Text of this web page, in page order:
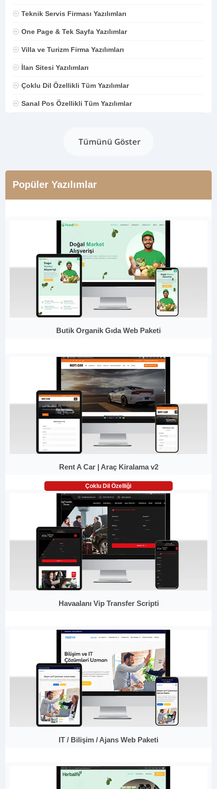
Teknik Servis Firması Yazılımları
One Page & Tek Sayfa Yazılımlar
Villa ve Turizm Firma Yazılımları
İlan Sitesi Yazılımları
Çoklu Dil Özellikli Tüm Yazılımlar
Sanal Pos Özellikli Tüm Yazılımlar
Tümünü Göster
Popüler Yazılımlar
Butik Organik Gıda Web Paketi
Rent A Car | Araç Kiralama v2
Çoklu Dil Özelliği
Havaalanı Vip Transfer Scripti
IT / Bilişim / Ajans Web Paketi